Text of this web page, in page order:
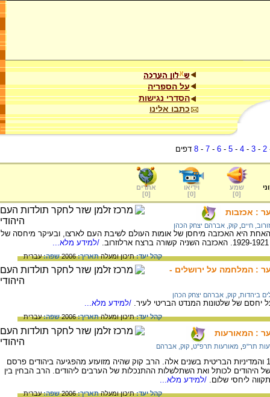
על הספריה
הסדרי נגישות
כתבו אלינו
2
-
3
-
4
-
5
-
6
-
7
-
8 דפים
שמע
[
0
]
וידיאו
[
0
]
אתרים
[
0
]
: אכזבות
חיים קוק, אברהם יצחק הכהן
היא האכזבה מיחסן של אומות העולם לשיבת העם לארצו, ובעיקר מיחסה של
/למידע מלא...
קהל יעד:תיכון ומעלהתאריך:2006 שפה:עברית
: המלחמה על ירושלים -
ביהדות קוק, אברהם יצחק הכהן
יחסם של שלטונות המנדט הבריטי לעיר. /למידע מלא...
קהל יעד:תיכון ומעלהתאריך:2006 שפה:עברית
: המאורעות
תר"פ מאורעות תרפ"ט קוק, אברהם
תיואר הפרעות של הערבים בשנים 1929-1921 והמדיניות הבריטית בשנים אלה. הרב קוק שהיה מזועזע מהפגיעה ביהודים פרסם
היהודים לכותל ואת השתלשלות ההתנכלות של הערבים ליהודים. הרב הבחין בין
ליחסי שלום. /למידע מלא...
קהל יעד:תיכון ומעלהתאריך:2006 שפה:עברית